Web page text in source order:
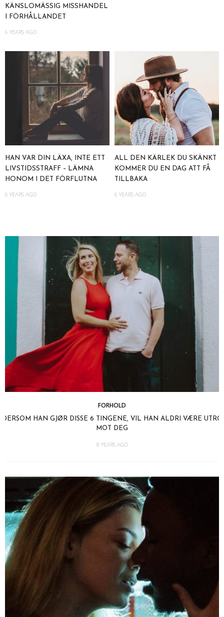
KÄNSLOMÄSSIG MISSHANDEL
I FÖRHÅLLANDET
6 YEARS AGO
HAN VAR DIN LÄXA, INTE ETT
LIVSTIDSSTRAFF – LÄMNA
HONOM I DET FÖRFLUTNA
6 YEARS AGO
ALL DEN KÄRLEK DU SKÄNKT
KOMMER DU EN DAG ATT FÅ
TILLBAKA
6 YEARS AGO
FORHOLD
DERSOM HAN GJØR DISSE 6 TINGENE, VIL HAN ALDRI VÆRE UTRO
MOT DEG
8 YEARS AGO